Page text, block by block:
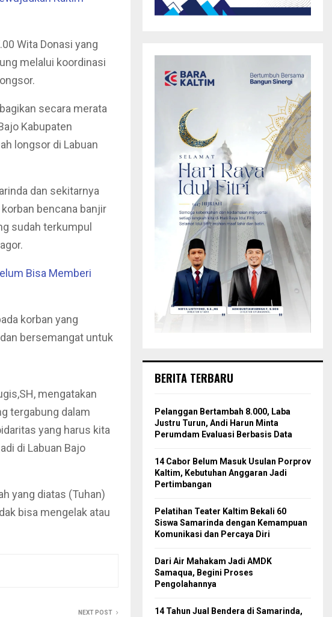
Wita Donasi yang
melalui koordinasi
secara merata
Kabupaten
longsor di Labuan
dan sekitarnya
bencana banjir
sudah terkumpul
Bisa Memberi
korban yang
bersemangat untuk
mengatakan
tergabung dalam
yang harus kita
di Labuan Bajo
yang diatas (Tuhan)
bisa mengelak atau
NEXT POST
BERITA TERBARU
Pelanggan Bertambah 8.000, Laba
Justru Turun, Andi Harun Minta
Perumdam Evaluasi Berbasis Data
14 Cabor Belum Masuk Usulan Porprov
Kaltim, Kebutuhan Anggaran Jadi
Pertimbangan
Pelatihan Teater Kaltim Bekali 60
Siswa Samarinda dengan Kemampuan
Komunikasi dan Percaya Diri
Dari Air Mahakam Jadi AMDK
Samaqua, Begini Proses
Pengolahannya
14 Tahun Jual Bendera di Samarinda,